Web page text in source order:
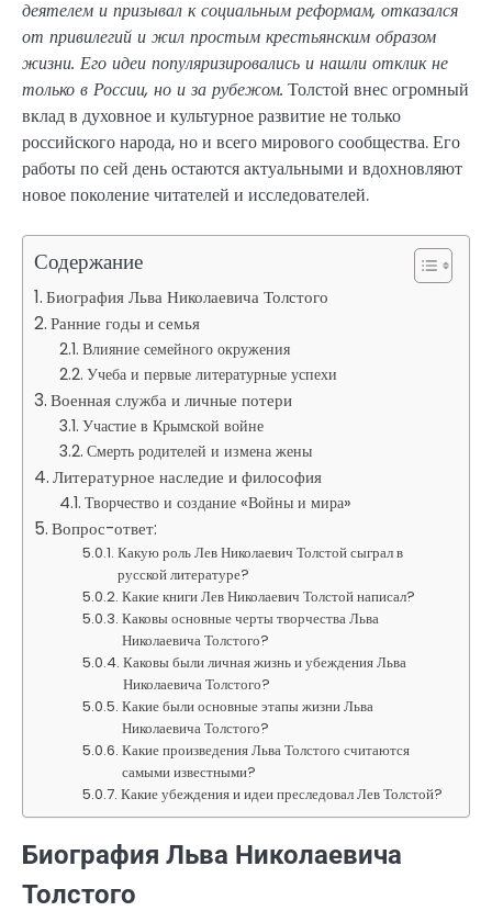
деятелем и призывал к социальным реформам, отказался
от привилегий и жил простым крестьянским образом
жизни. Его идеи популяризировались и нашли отклик не
только в России, но и за рубежом. Толстой внес огромный
вклад в духовное и культурное развитие не только
российского народа, но и всего мирового сообщества. Его
работы по сей день остаются актуальными и вдохновляют
новое поколение читателей и исследователей.
Содержание
Биография Льва Николаевича Толстого
Ранние годы и семья
Влияние семейного окружения
Учеба и первые литературные успехи
Военная служба и личные потери
Участие в Крымской войне
Смерть родителей и измена жены
Литературное наследие и философия
Творчество и создание «Войны и мира»
Вопрос-ответ:
Какую роль Лев Николаевич Толстой сыграл в
русской литературе?
Какие книги Лев Николаевич Толстой написал?
Каковы основные черты творчества Льва
Николаевича Толстого?
Каковы были личная жизнь и убеждения Льва
Николаевича Толстого?
Какие были основные этапы жизни Льва
Николаевича Толстого?
Какие произведения Льва Толстого считаются
самыми известными?
Какие убеждения и идеи преследовал Лев Толстой?
Биография Льва Николаевича
Толстого